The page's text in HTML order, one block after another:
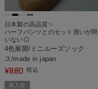
日本製の高品質✨
ハーフパンツとのセット買いが
いない◎
4色展開/ミニルーズソック
ス/made in japan
¥880 税込
再入荷